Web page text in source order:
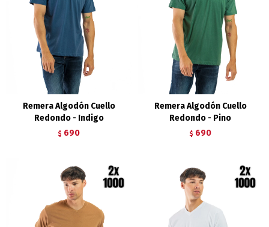
Remera Algodón Cuello
Redondo - Indigo
$ 690
Remera Algodón Cuello
Redondo - Pino
$ 690